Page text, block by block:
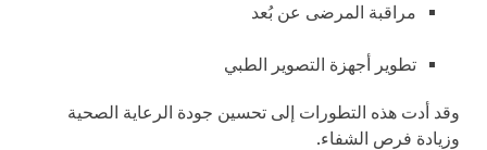
مراقبة المرضى عن بُعد
تطوير أجهزة التصوير الطبي
وقد أدت هذه التطورات إلى تحسين جودة الرعاية الصحية
وزيادة فرص الشفاء.